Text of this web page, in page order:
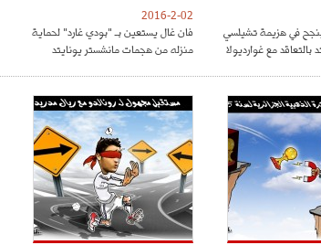
في هزيمة تشيلسي
بالتعاقد مع غوارديولا
2016-2-02
فان غال يستعين بـ "بودي غارد" لحماية
منزله من هجمات مانشستر يونايتد